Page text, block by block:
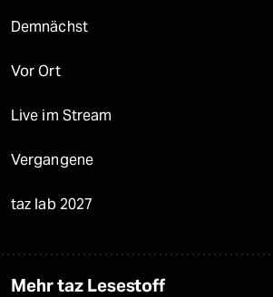
Demnächst
Vor Ort
Live im Stream
Vergangene
taz lab 2027
Mehr taz Lesestoff